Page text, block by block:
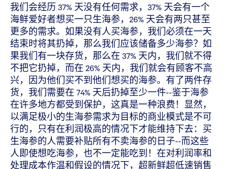
我们会经历 37% 天没有任何需求，37% 天会有一个
海鲜爱好者想买一只生海参，26% 天会有两只甚至
更多的需求。如果没有人买海参，我们必须在一天
结束时将其扔掉，那么我们应该储备多少海参？如
果我们有一块存货，那么在 37% 天内，我们就不得
不把它扔掉，而在 26% 天内，我们就会有顾客不高
兴，因为他们买不到他们想买的海参。有了两件存
货，我们需要在 74% 天后扔掉至少一件--鉴于海参
在许多地方都受到保护，这真是一种浪费！显然，
以满足极小的生海参需求为目标的商业模式是不可
行的，只有在利润极高的情况下才能维持下去：买
生海参的人需要补贴所有不卖海参的日子--而这些
人即使想吃海参，也不一定能吃到！在对利润率和
处理成本作温和假设的情况下，超新鲜超低速销售